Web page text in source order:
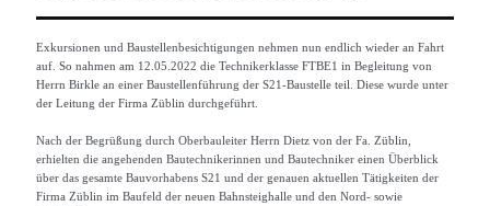
Exkursionen und Baustellenbesichtigungen nehmen nun endlich wieder an Fahrt
auf. So nahmen am 12.05.2022 die Technikerklasse FTBE1 in Begleitung von
Herrn Birkle an einer Baustellenführung der S21-Baustelle teil. Diese wurde unter
der Leitung der Firma Züblin durchgeführt.
Nach der Begrüßung durch Oberbauleiter Herrn Dietz von der Fa. Züblin,
erhielten die angehenden Bautechnikerinnen und Bautechniker einen Überblick
über das gesamte Bauvorhabens S21 und der genauen aktuellen Tätigkeiten der
Firma Züblin im Baufeld der neuen Bahnsteighalle und den Nord- sowie